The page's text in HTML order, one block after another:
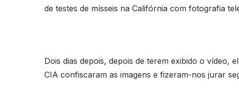
de testes de mísseis na Califórnia com fotografia
Dois dias depois, depois de terem exibido o vídeo,
CIA confiscaram as imagens e fizeram-nos jurar